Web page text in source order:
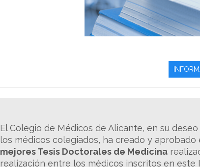
El Colegio de Médicos de Alicante, en su
los médicos colegiados, ha creado y
mejores Tesis Doctorales de Medicina
realización entre los médicos inscritos en este